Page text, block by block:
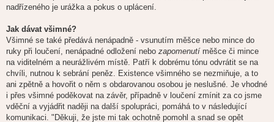
nadřízeného je urážka a pokus o uplácení.
Jak dávat všimné?
Všimné se také předává nenápadně - vsunutím měšce nebo mince do
ruky při loučení, nenápadné odložení nebo zapomenutíměšce či mince
na viditelném a neurážlivém místě. Patří k dobrému tónu odvrátit se na
chvíli, nutnou k sebrání peněz. Existence všimného se nezmiňuje, a to
ani zpětně a hovořit o něm s obdarovanou osobou je neslušné. Je vhodné
i přes všimné poděkovat na závěr, případně v loučení zmínit za co jsme
vděční a vyjádřit naději na další spolupráci, pomáhá to v následující
komunikaci. "Děkuji, že jste mi tak ochotně pomohl a snad se opět